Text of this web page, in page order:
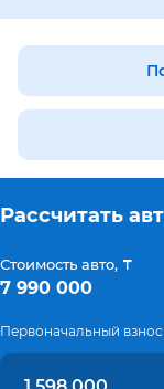
Рассчитать
Стоимость авто, ₸
7 990 000
Первоначальный